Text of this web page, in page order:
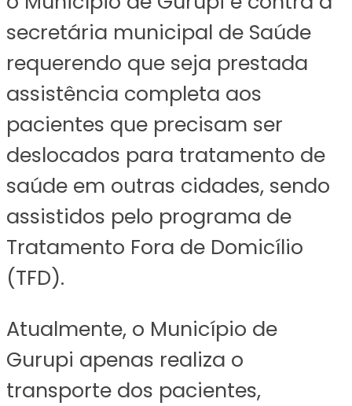
secretária municipal de Saúde
requerendo que seja prestada
assistência completa aos
pacientes que precisam ser
deslocados para tratamento de
saúde em outras cidades, sendo
assistidos pelo programa de
Tratamento Fora de Domicílio
(TFD).
Atualmente, o Município de
Gurupi apenas realiza o
transporte dos pacientes,